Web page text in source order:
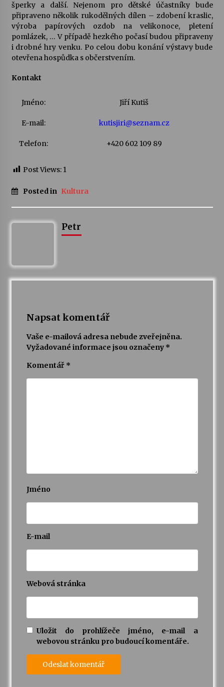
Letní koncerty ve Stromovce: Rufus Miller
22. 7. 2026
14. 7. 2026
Želiv
šperky a další. Nejenom pro dětské účastníky bude
připraveno několik rukodělných dílen – zdobení kraslic,
výroba papírových ozdob na velikonoce, pletení
pomlázek, … V případě hezkého počasí budou připraveny
i drobné hry venku. Po celou dobu konání výstavy bude
otevřena hospůdka s občerstvením.
Kontakt
Jméno: Jiří Kutiš
E-mail: kutisjiri@seznam.cz
Telefon: +420 602 109 89
Post Views: 1
Posted in Kultura
Petr
Napsat komentář
Vaše e-mailová adresa nebude zveřejněna.
Vyžadované informace jsou označeny *
Komentář *
Jméno
E-mail
Webová stránka
Uložit do prohlížeče jméno, e-mail a
webovou stránku pro budoucí komentáře.